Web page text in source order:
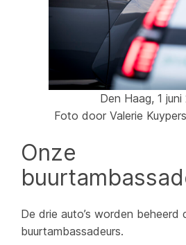
Den Haag, 1
Foto door Valerie
Onze
De drie auto’s worden beheerd
buurtambassadeurs.